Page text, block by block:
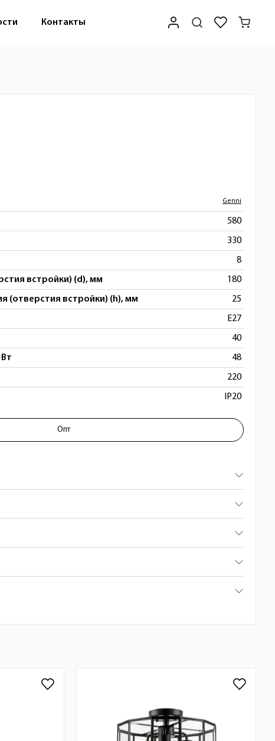
Контакты
Genni
580
330
8
встройки) (d), мм 180
(отверстия встройки) (h), мм 25
E27
40
48
220
IP20
Опт